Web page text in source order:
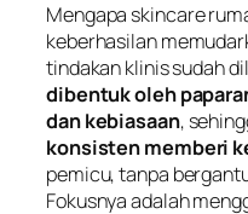
Mengapa skincare
keberhasilan
tindakan klinis sudah
dibentuk oleh
dan kebiasaan,
konsisten memberi
pemicu, tanpa
Fokusnya adalah